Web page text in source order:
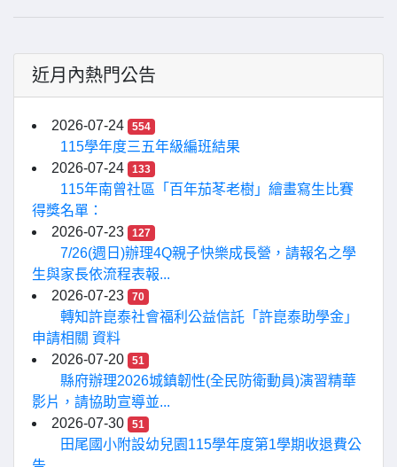
近月內熱門公告
2026-07-24 554
115學年度三五年級編班結果
2026-07-24
133
115年南曾社區「百年茄苳老樹」繪畫寫生比賽
得獎名單：
2026-07-23
127
7/26(週日)辦理4Q親子快樂成長營，請報名之學
生與家長依流程表報...
2026-07-23
70
轉知許崑泰社會福利公益信託「許崑泰助學金」
申請相關 資料
2026-07-20
51
縣府辦理2026城鎮韌性(全民防衛動員)演習精華
影片，請協助宣導並...
2026-07-30
51
田尾國小附設幼兒園115學年度第1學期收退費公